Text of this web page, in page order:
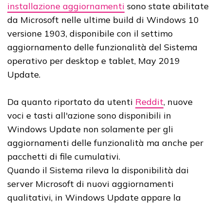
installazione aggiornamenti sono state abilitate
da Microsoft nelle ultime build di Windows 10
versione 1903, disponibile con il settimo
aggiornamento delle funzionalità del Sistema
operativo per desktop e tablet, May 2019
Update.
Da quanto riportato da utenti Reddit, nuove
voci e tasti all'azione sono disponibili in
Windows Update non solamente per gli
aggiornamenti delle funzionalità ma anche per
pacchetti di file cumulativi.
Quando il Sistema rileva la disponibilità dai
server Microsoft di nuovi aggiornamenti
qualitativi, in Windows Update appare la